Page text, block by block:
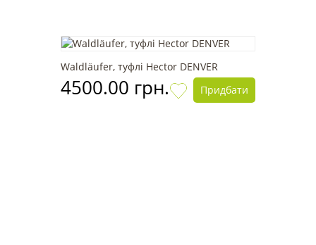
Waldläufer, туфлі Hector DENVER
4500.00 грн. Придбати